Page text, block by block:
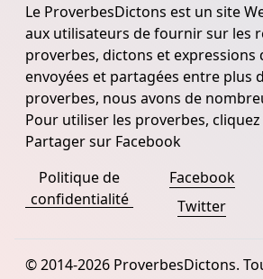
Le ProverbesDictons est un site
aux utilisateurs de fournir sur les
proverbes, dictons et expressions
envoyées et partagées entre plus
proverbes, nous avons de
Pour utiliser les proverbes,
Partager sur Facebook
Politique de
confidentialité
Facebook
Twitter
© 2014-2026 ProverbesDictons.